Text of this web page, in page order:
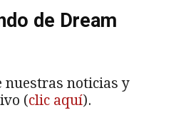
de Dream
nuestras noticias y
(clic aquí).